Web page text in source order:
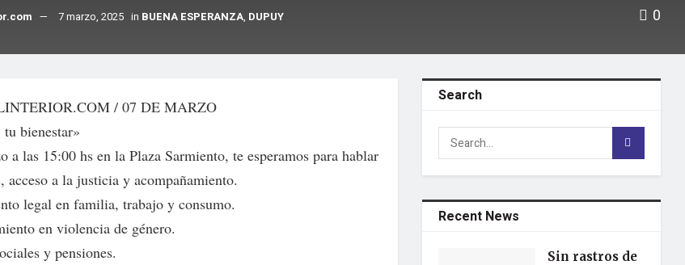
7 marzo, 2025 in BUENA ESPERANZA, DUPUY 0
/ 07 DE MARZO
tu bienestar»
a las 15:00 hs en la Plaza Sarmiento, te esperamos para hablar
acceso a la justicia y acompañamiento.
legal en familia, trabajo y consumo.
en violencia de género.
y pensiones.
Search
Recent News
Sin rastros de